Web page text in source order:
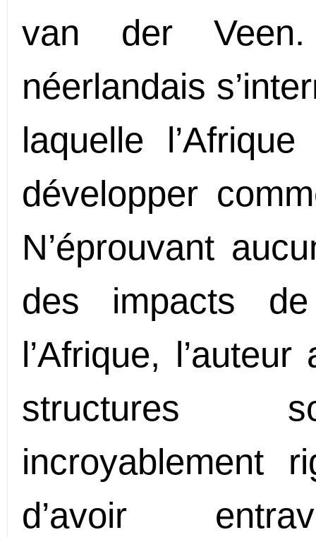
van der Veen.
néerlandais
laquelle
développer
N’éprouvant
des impacts
l’Afrique,
structures
incroyablement
d’avoir